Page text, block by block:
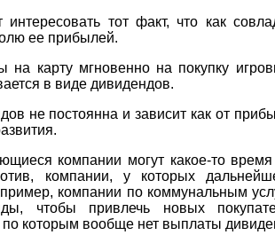
интересовать тот факт, что как
ее прибылей.
на карту мгновенно на покупку
в виде дивидендов.
не постоянна и зависит как от
компании могут какое-то
компании, у которых
компании по коммунальным
чтобы привлечь новых
по которым вообще нет выплаты